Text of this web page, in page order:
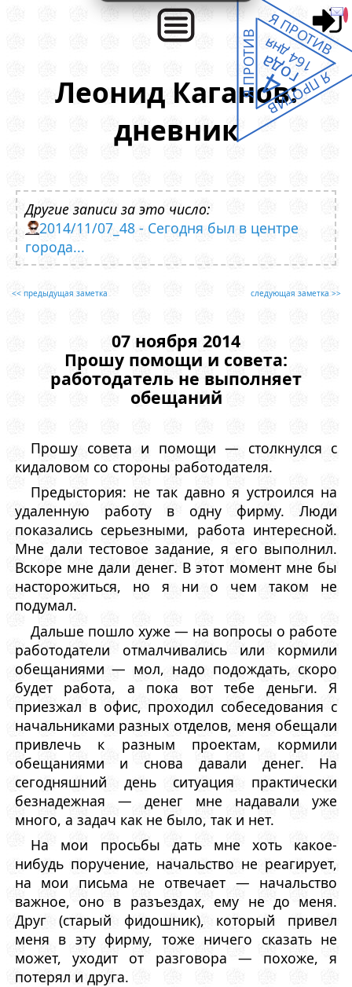
Леонид Каганов:
дневник
Другие записи за это число:
2014/11/07_48 - Сегодня был в центре
города...
<< предыдущая заметка следующая заметка >>
07 ноября 2014
Прошу помощи и совета:
работодатель не выполняет
обещаний
Прошу совета и помощи — столкнулся с
кидаловом со стороны работодателя.
Предыстория: не так давно я устроился на
удаленную работу в одну фирму. Люди
показались серьезными, работа интересной.
Мне дали тестовое задание, я его выполнил.
Вскоре мне дали денег. В этот момент мне бы
насторожиться, но я ни о чем таком не
подумал.
Дальше пошло хуже — на вопросы о работе
работодатели отмалчивались или кормили
обещаниями — мол, надо подождать, скоро
будет работа, а пока вот тебе деньги. Я
приезжал в офис, проходил собеседования с
начальниками разных отделов, меня обещали
привлечь к разным проектам, кормили
обещаниями и снова давали денег. На
сегодняшний день ситуация практически
безнадежная — денег мне надавали уже
много, а задач как не было, так и нет.
На мои просьбы дать мне хоть какое-
нибудь поручение, начальство не реагирует,
на мои письма не отвечает — начальство
важное, оно в разъездах, ему не до меня.
Друг (старый фидошник), который привел
меня в эту фирму, тоже ничего сказать не
может, уходит от разговора — похоже, я
потерял и друга.
Я ПРОТИВ
Я ПРОТИВ Я ПРОТИВ
4
года
164 дня